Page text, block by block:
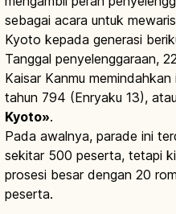
sebagai acara untuk
Kyoto kepada generasi
Tanggal penyelenggaraan,
Kaisar Kanmu
tahun 794 (Enryaku 13),
Kyoto».
Pada awalnya, parade ini
sekitar 500 peserta, tetapi
prosesi besar dengan 20
peserta.